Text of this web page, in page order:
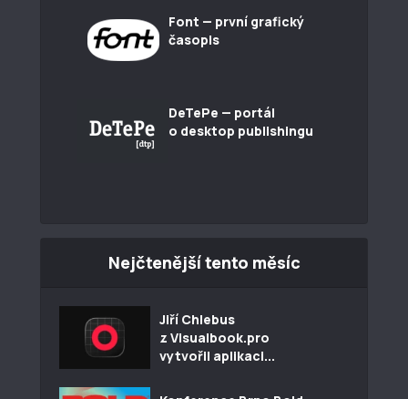
Font — první grafický
časopis
DeTePe — portál
o desktop publishingu
Nejčtenější tento měsíc
Jiří Chlebus
z Visualbook.pro
vytvořil aplikaci...